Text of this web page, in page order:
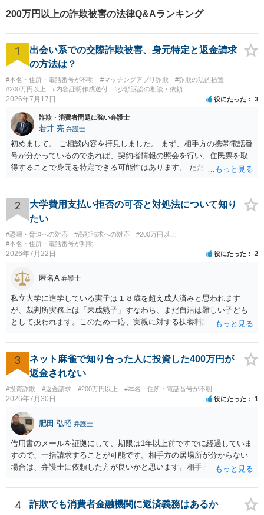
談ください。【完全個室対
応】
200万円以上の詐欺被害の法律Q&Aランキング
1
出会い系での交際詐欺被害、身元特定と返金請求
の方法は？
#本名・住所・電話番号が不明 #マッチングアプリ詐欺
#詐欺の法的措置
#200万円以上
#内容証明作成送付 #少額訴訟の相談・依頼
2026年7月17日 役にたった 3
詐欺・消費者問題に強い弁護士
若井 亮 弁護士
初めまして。 ご相談内容を拝見しました。 まず、相手方の携帯電話番
号が分かっているのであれば、契約者情報の照会を行い、住民票を取
得することで身元を特定できる可能性はあります。 ただ、他人名義の
ろです。 LINEについても、詐欺の事案であれば照会できる可能性はあ
りますが、携帯電話の番号を経由する方法より難しくなります。 身元
を特定した後は、返金の理屈があるかどうかを確認していきます。 基
本的に贈与に該当する場合には返金請求ができません。 詐欺を含め、
当方に返金の理屈があるかどうかを確認していきます。 さらに、渡し
た金額について、裏付けがあるかどうかも精査します。 上記を経て、
からスタートすることになるでしょう。 ご理解のとおり、詐欺である
ことの立証は簡単ではありません。 刑事事件化が出来るのであれば、
返金交渉で有利になる可能性がありますが、民事上の詐欺の立証以上
に難しいところがあります。 こちらについては、一度、最寄りの警察
署に被害相談をするようにしてください。 具体的な見通しに関して
良いかと思います。
2
大学費用支払い拒否の可否と対処法について知り
たい
#恐喝・脅迫への対応 #高額請求への対応
#200万円以上
#本名・住所・電話番号が判明
2026年7月22日 役にたった 2
匿名A 弁護士
私立大学に進学している実子は１８歳を超え成人済みと思われます
が、裁判所実務上は「未成熟子」すなわち、まだ自活は難しい子ども
として扱われます。このため一応、実親に対する扶養料請求として法
者宛に養育費を支払っており、当該養育費は実子の進学費用の趣旨も
一部含まれています。また、私立大学進学について貴殿が了解したわ
けではないという事情も存在します。 こうした場合には、支払を拒ん
だとしても学費の請求が裁判所によって強制される可能性は低いとい
えます。 以上整理したとおり、貴殿の事情を説明し支払えないと実子
に伝えるのが良い対処法と思います。
3
ネット麻雀で知り合った人に投資した400万円が
返金されない
#投資詐欺 #返金請求 #200万円以上 #本名・住所・電話番号が不明
2026年7月30日 役にたった 1
肥田 弘昭 弁護士
借用書のメールを証拠にして、期限は1年以上前ですでに経過していま
すので、一括請求することが可能です。相手方の居場所が分からない
場合は、弁護士に依頼した方が良いかと思います。相手方の居場所が
さい。
4 詐欺でも消費者金融機関に返済義務はあるか